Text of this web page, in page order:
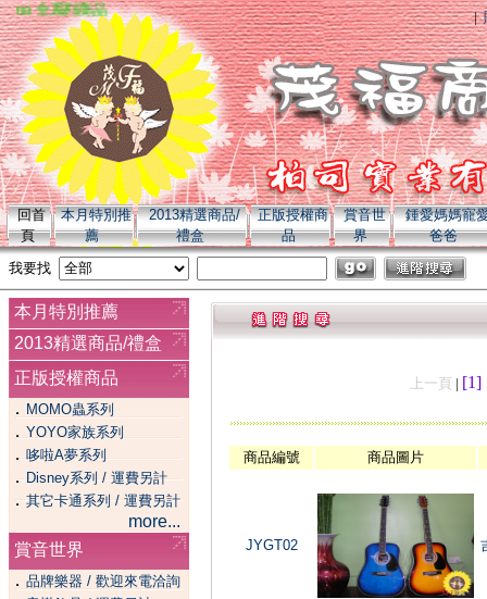
全系列商品 |
回首
頁
本月特別推
薦
2013精選商品/
禮盒
正版授權商
品
賞音世
界
鍾愛媽媽寵
爸爸
我要找
本月特別推薦
2013精選商品/禮盒
正版授權商品
． MOMO蟲系列
． YOYO家族系列
． 哆啦A夢系列
．Disney系列 / 運費另計
．其它卡通系列 / 運費另計
more...
賞音世界
． 品牌樂器 / 歡迎來電洽詢
上一頁 | [1]
商品編號 商品圖片
JYGT02